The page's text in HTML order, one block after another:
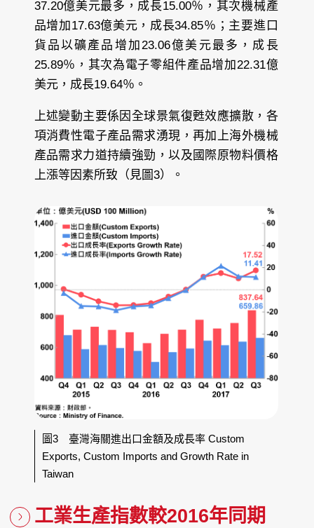
37.20億美元最多，成長15.00％，其次機械產
品增加17.63億美元，成長34.85％；主要進口
貨品以礦產品增加23.06億美元最多，成長
25.89％，其次為電子零組件產品增加22.31億
美元，成長19.64％。
上述變動主要係因全球景氣復甦效應擴散，各
項消費性電子產品需求湧現，再加上海外機械
產品需求力道持續強勁，以及國際原物料價格
上漲等因素所致（見圖3）。
圖3 臺灣海關進出口金額及成長率 Custom
Exports, Custom Imports and Growth Rate in
Taiwan
工業生產指數較2016年同期